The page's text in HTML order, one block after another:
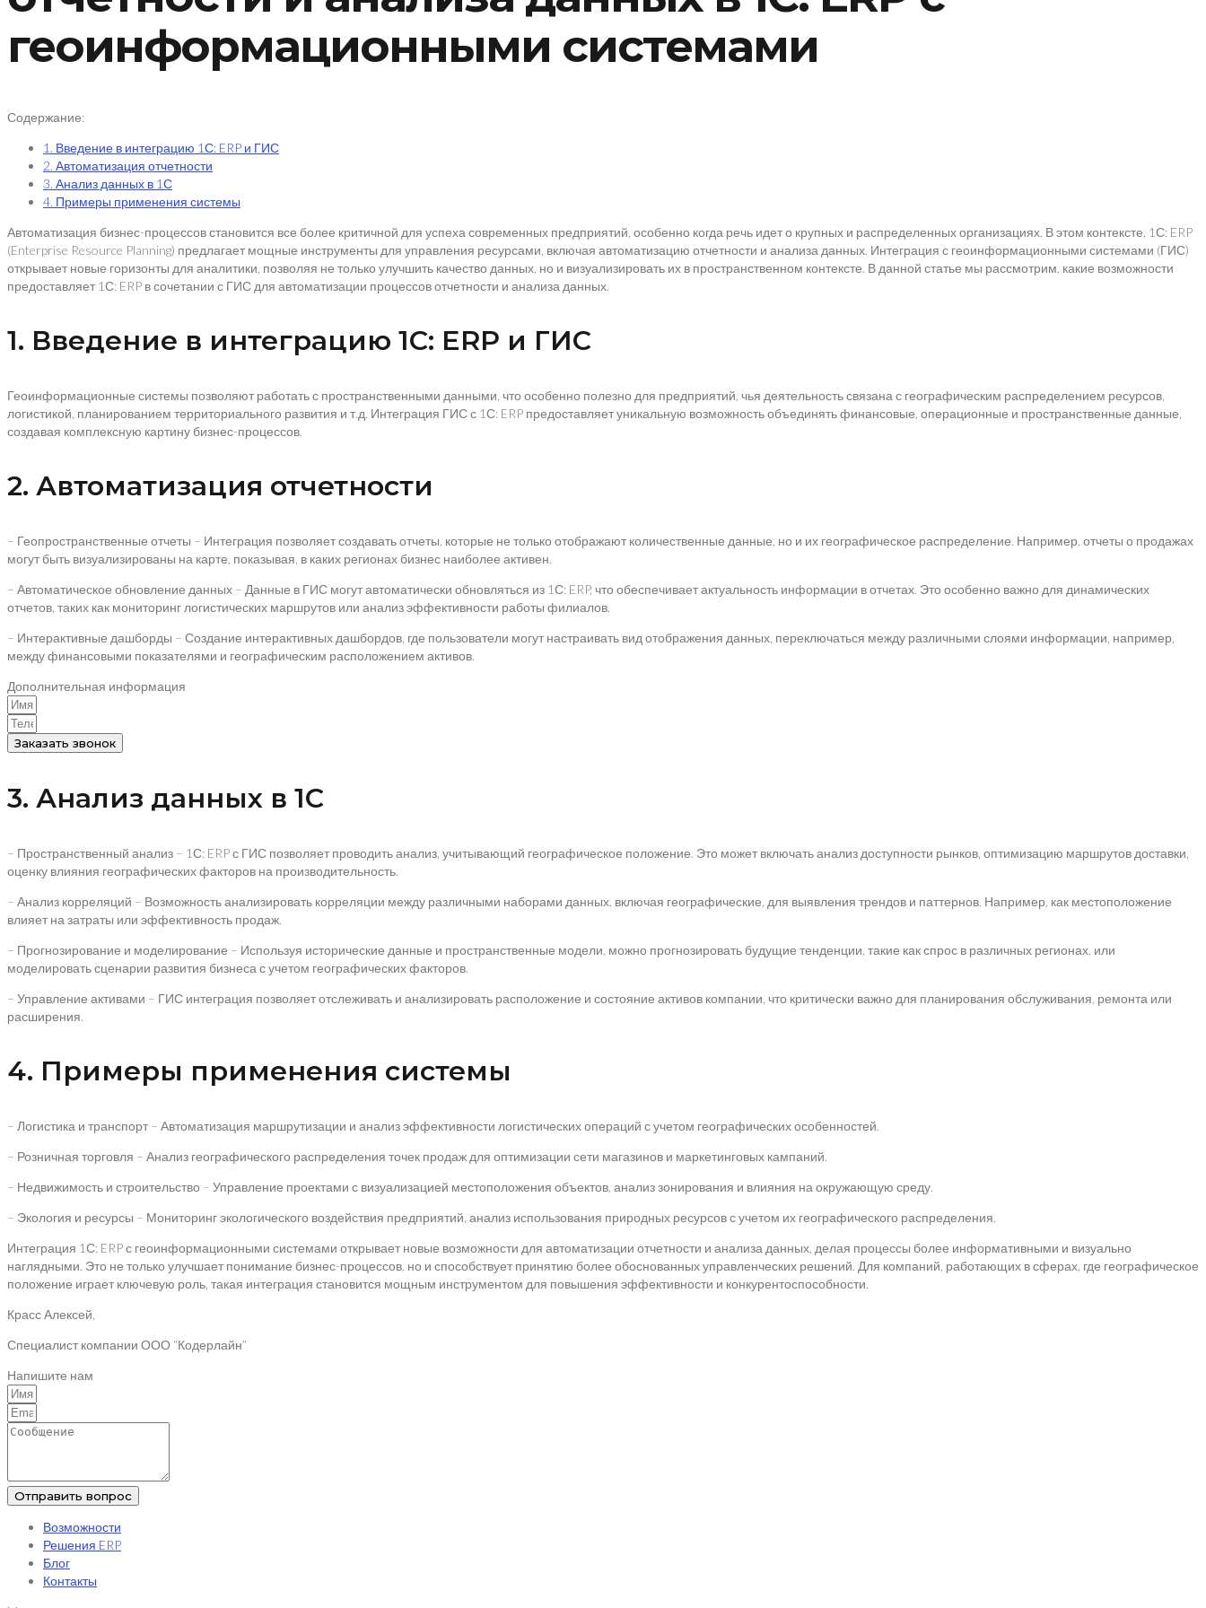
геоинформационными системами
Содержание:
1. Введение в интеграцию 1С: ERP и ГИС
2. Автоматизация отчетности
3. Анализ данных в 1С
4. Примеры применения системы
Автоматизация бизнес-процессов становится все более критичной для успеха современных предприятий, особенно когда речь идет о крупных и распределенных организациях. В этом контексте, 1С: ERP
(Enterprise Resource Planning) предлагает мощные инструменты для управления ресурсами, включая автоматизацию отчетности и анализа данных. Интеграция с геоинформационными системами (ГИС)
открывает новые горизонты для аналитики, позволяя не только улучшить качество данных, но и визуализировать их в пространственном контексте. В данной статье мы рассмотрим, какие возможности
предоставляет 1С: ERP в сочетании с ГИС для автоматизации процессов отчетности и анализа данных.
1. Введение в интеграцию 1С: ERP и ГИС
Геоинформационные системы позволяют работать с пространственными данными, что особенно полезно для предприятий, чья деятельность связана с географическим распределением ресурсов,
логистикой, планированием территориального развития и т.д. Интеграция ГИС с 1С: ERP предоставляет уникальную возможность объединять финансовые, операционные и пространственные данные,
создавая комплексную картину бизнес-процессов.
2. Автоматизация отчетности
– Геопространственные отчеты – Интеграция позволяет создавать отчеты, которые не только отображают количественные данные, но и их географическое распределение. Например, отчеты о продажах
могут быть визуализированы на карте, показывая, в каких регионах бизнес наиболее активен.
– Автоматическое обновление данных – Данные в ГИС могут автоматически обновляться из 1С: ERP, что обеспечивает актуальность информации в отчетах. Это особенно важно для динамических
отчетов, таких как мониторинг логистических маршрутов или анализ эффективности работы филиалов.
– Интерактивные дашборды – Создание интерактивных дашбордов, где пользователи могут настраивать вид отображения данных, переключаться между различными слоями информации, например,
между финансовыми показателями и географическим расположением активов.
Дополнительная информация
Заказать звонок
3. Анализ данных в 1С
– Пространственный анализ – 1С: ERP с ГИС позволяет проводить анализ, учитывающий географическое положение. Это может включать анализ доступности рынков, оптимизацию маршрутов доставки,
оценку влияния географических факторов на производительность.
– Анализ корреляций – Возможность анализировать корреляции между различными наборами данных, включая географические, для выявления трендов и паттернов. Например, как местоположение
влияет на затраты или эффективность продаж.
– Прогнозирование и моделирование – Используя исторические данные и пространственные модели, можно прогнозировать будущие тенденции, такие как спрос в различных регионах, или
моделировать сценарии развития бизнеса с учетом географических факторов.
– Управление активами – ГИС интеграция позволяет отслеживать и анализировать расположение и состояние активов компании, что критически важно для планирования обслуживания, ремонта или
расширения.
4. Примеры применения системы
– Логистика и транспорт – Автоматизация маршрутизации и анализ эффективности логистических операций с учетом географических особенностей.
– Розничная торговля – Анализ географического распределения точек продаж для оптимизации сети магазинов и маркетинговых кампаний.
– Недвижимость и строительство – Управление проектами с визуализацией местоположения объектов, анализ зонирования и влияния на окружающую среду.
– Экология и ресурсы – Мониторинг экологического воздействия предприятий, анализ использования природных ресурсов с учетом их географического распределения.
Интеграция 1С: ERP с геоинформационными системами открывает новые возможности для автоматизации отчетности и анализа данных, делая процессы более информативными и визуально
наглядными. Это не только улучшает понимание бизнес-процессов, но и способствует принятию более обоснованных управленческих решений. Для компаний, работающих в сферах, где географическое
положение играет ключевую роль, такая интеграция становится мощным инструментом для повышения эффективности и конкурентоспособности.
Красс Алексей,
Специалист компании ООО “Кодерлайн”
Напишите нам
Отправить вопрос
Возможности
Решения ERP
Блог
Контакты